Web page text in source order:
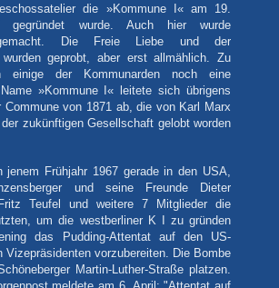
die »Kommune I« am 19.
gegründet wurde. Auch hier wurde
Die Freie Liebe und der
wurden geprobt, aber erst allmählich. Zu
einige der Kommunarden noch eine
»Kommune I« leitete sich übrigens
Commune von 1871 ab, die von Karl Marx
zukünftigen Gesellschaft gelobt worden
jenem Frühjahr 1967 gerade in den USA,
und seine Freunde Dieter
Teufel und weitere 7 Mitglieder die
um die westberliner K I zu gründen
das Pudding-Attentat auf den US-
Vizepräsidenten vorzubereiten. Die Bombe
Martin-Luther-Straße platzen.